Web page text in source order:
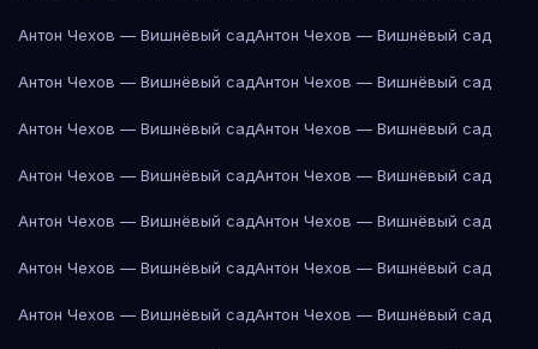
Антон Чехов — Вишнёвый садАнтон Чехов — Вишнёвый сад
Антон Чехов — Вишнёвый садАнтон Чехов — Вишнёвый сад
Антон Чехов — Вишнёвый садАнтон Чехов — Вишнёвый сад
Антон Чехов — Вишнёвый садАнтон Чехов — Вишнёвый сад
Антон Чехов — Вишнёвый садАнтон Чехов — Вишнёвый сад
Антон Чехов — Вишнёвый садАнтон Чехов — Вишнёвый сад
Антон Чехов — Вишнёвый садАнтон Чехов — Вишнёвый сад